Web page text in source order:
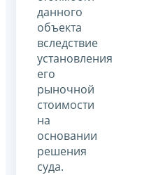
данного
объекта
вследствие
установления
его
рыночной
стоимости
на
основании
решения
суда.